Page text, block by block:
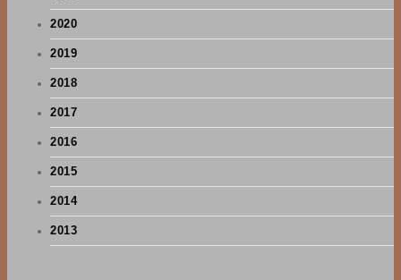
2020
2019
2018
2017
2016
2015
2014
2013